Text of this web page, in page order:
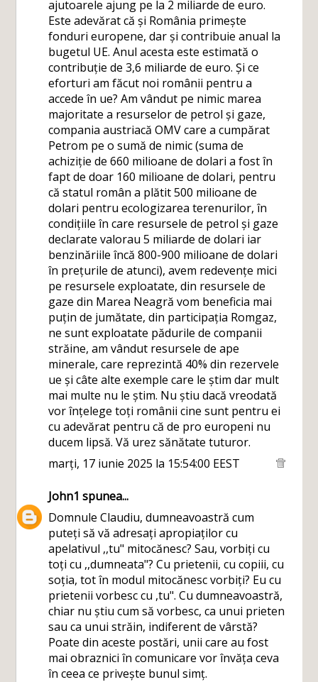
ajutoarele ajung pe la 2 miliarde de euro.
Este adevărat că și România primește
fonduri europene, dar și contribuie anual la
bugetul UE. Anul acesta este estimată o
contribuție de 3,6 miliarde de euro. Și ce
eforturi am făcut noi românii pentru a
accede în ue? Am vândut pe nimic marea
majoritate a resurselor de petrol și gaze,
compania austriacă OMV care a cumpărat
Petrom pe o sumă de nimic (suma de
achiziție de 660 milioane de dolari a fost în
fapt de doar 160 milioane de dolari, pentru
că statul român a plătit 500 milioane de
dolari pentru ecologizarea terenurilor, în
condițiile în care resursele de petrol și gaze
declarate valorau 5 miliarde de dolari iar
benzinăriile încă 800-900 milioane de dolari
în prețurile de atunci), avem redevențe mici
pe resursele exploatate, din resursele de
gaze din Marea Neagră vom beneficia mai
puțin de jumătate, din participația Romgaz,
ne sunt exploatate pădurile de companii
străine, am vândut resursele de ape
minerale, care reprezintă 40% din rezervele
ue și câte alte exemple care le știm dar mult
mai multe nu le știm. Nu știu dacă vreodată
vor înțelege toți românii cine sunt pentru ei
cu adevărat pentru că de pro europeni nu
ducem lipsă. Vă urez sănătate tuturor.
marți, 17 iunie 2025 la 15:54:00 EEST
John1 spunea...
Domnule Claudiu, dumneavoastră cum
puteți să vă adresați apropiaților cu
apelativul ,,tu" mitocănesc? Sau, vorbiți cu
toți cu ,,dumneata"? Cu prietenii, cu copiii, cu
soția, tot în modul mitocănesc vorbiți? Eu cu
prietenii vorbesc cu ,tu". Cu dumneavoastră,
chiar nu știu cum să vorbesc, ca unui prieten
sau ca unui străin, indiferent de vârstă?
Poate din aceste postări, unii care au fost
mai obraznici în comunicare vor învăța ceva
în ceea ce privește bunul simț.